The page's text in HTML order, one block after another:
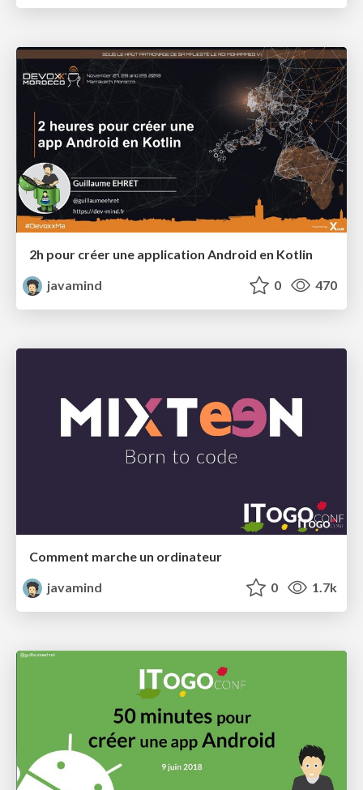
2h pour créer une application Android en Kotlin
javamind
0 470
Comment marche un ordinateur
javamind
0 1.7k